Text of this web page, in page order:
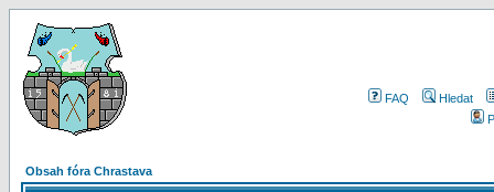
FAQ
Hledat
Obsah fóra Chrastava